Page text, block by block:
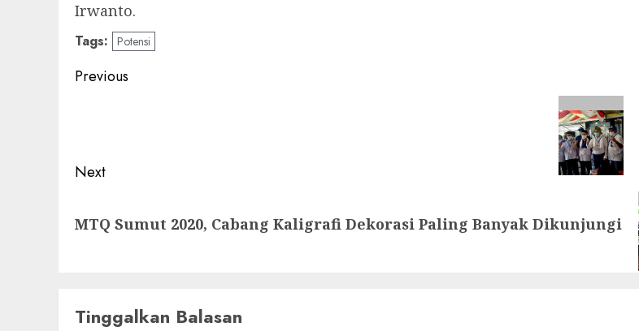
Irwanto.
Tags: Potensi
Post
Previous
Next
post:
MTQ Sumut 2020, Cabang Kaligrafi Dekorasi Paling Banyak Dikunjungi
Tinggalkan Balasan